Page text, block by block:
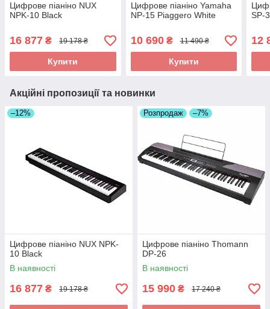
Цифрове піаніно NUX
NPK-10 Black
16 877 ₴ 19 178 ₴
Купити
Цифрове піаніно Yamaha
NP-15 Piaggero White
10 690₴ 11 490 ₴
Купити
SP-
12
Акційні пропозиції та новинки
–12%
Цифрове піаніно NUX NPK-
10 Black
В наявності
16 877 ₴ 19 178 ₴
Розпродаж –7%
Цифрове піаніно Thomann
DP-26
В наявності
15 990 ₴ 17 240 ₴